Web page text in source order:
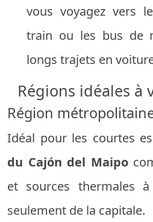
vous voyagez vers
train ou les bus de
longs trajets en
Régions idéales à
Région
Idéal pour les courtes
du Cajón del Maipo
et sources thermales
seulement de la capitale.